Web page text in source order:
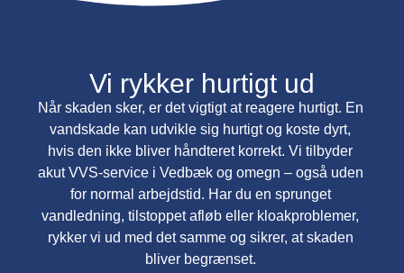
Vi rykker hurtigt ud
Når skaden sker, er det vigtigt at reagere hurtigt. En
vandskade kan udvikle sig hurtigt og koste dyrt,
hvis den ikke bliver håndteret korrekt. Vi tilbyder
akut VVS-service i Vedbæk og omegn – også uden
for normal arbejdstid. Har du en sprunget
vandledning, tilstoppet afløb eller kloakproblemer,
rykker vi ud med det samme og sikrer, at skaden
bliver begrænset.